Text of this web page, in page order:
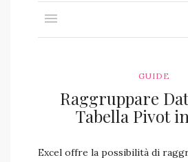
GUIDE
Raggruppare
Tabella Pivot
Excel offre la possibilità di